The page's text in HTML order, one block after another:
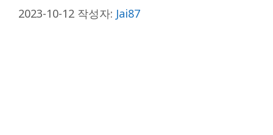
2023-10-12 작성자: Jai87